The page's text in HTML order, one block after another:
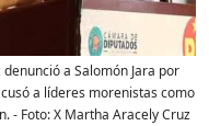
a Salomón Jara por
a líderes morenistas como
- Foto:X Martha Aracely Cruz